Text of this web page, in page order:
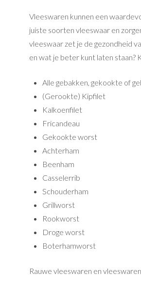
Vleeswaren kunnen een
juiste soorten vleeswaar en
vleeswaar zet je de gezondheid
en wat je beter kunt laten staan?
Alle gebakken, gekookte of
(Gerookte) Kipfilet
Kalkoenfilet
Fricandeau
Gekookte worst
Achterham
Beenham
Casselerrib
Schouderham
Grillworst
Rookworst
Droge worst
Boterhamworst
Rauwe vleeswaren en